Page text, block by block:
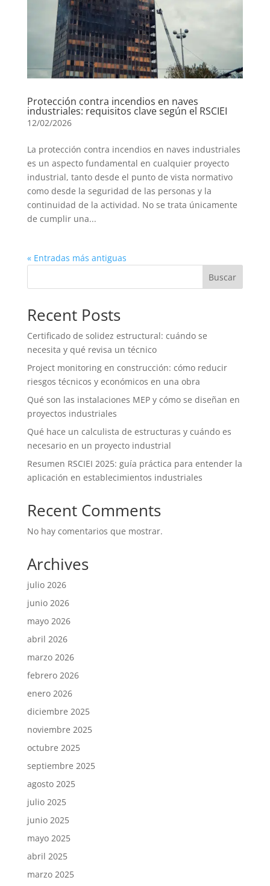
Protección contra incendios en naves
industriales: requisitos clave según el RSCIEI
12/02/2026
La protección contra incendios en naves industriales
es un aspecto fundamental en cualquier proyecto
industrial, tanto desde el punto de vista normativo
como desde la seguridad de las personas y la
continuidad de la actividad. No se trata únicamente
de cumplir una...
« Entradas más antiguas
Buscar
Recent Posts
Certificado de solidez estructural: cuándo se
necesita y qué revisa un técnico
Project monitoring en construcción: cómo reducir
riesgos técnicos y económicos en una obra
Qué son las instalaciones MEP y cómo se diseñan en
proyectos industriales
Qué hace un calculista de estructuras y cuándo es
necesario en un proyecto industrial
Resumen RSCIEI 2025: guía práctica para entender la
aplicación en establecimientos industriales
Recent Comments
No hay comentarios que mostrar.
Archives
julio 2026
junio 2026
mayo 2026
abril 2026
marzo 2026
febrero 2026
enero 2026
diciembre 2025
noviembre 2025
octubre 2025
septiembre 2025
agosto 2025
julio 2025
junio 2025
mayo 2025
abril 2025
marzo 2025